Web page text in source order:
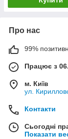
Про нас
99%
Працює з
м. Київ
ул.
Контакти
Сьогодні
Показати